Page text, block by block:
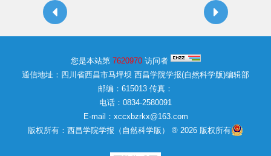
您是本站第 7620970访问者
通信地址：四川省西昌市马坪坝 西昌学院学报(自然科学版)编辑部
邮编：615013 传真：
电话：0834-2580091
E-mail：xccxbzrkx@163.com
版权所有：西昌学院学报（自然科学版） ® 2026 版权所有